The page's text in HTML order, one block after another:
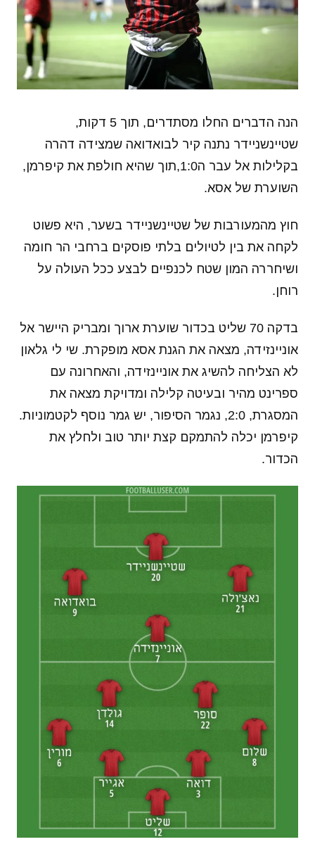
הנה הדברים החלו מסתדרים, תוך 5 דקות,
שטיינשניידר נתנה קיר לבואדואה שמצידה דהרה
בקלילות אל עבר ה1:0,תוך שהיא חולפת את קיפרמן,
השוערת של אסא.
חוץ מהמעורבות של שטיינשניידר בשער, היא פשוט
לקחה את בין לטיולים בלתי פוסקים ברחבי הר חומה
ושיחררה המון שטח לכנפיים לבצע ככל העולה על
רוחן.
בדקה 70 שליט בכדור שוערת ארוך ומבריק היישר אל
אוניינזידה, מצאה את הגנת אסא מופקרת. שי לי גלאון
לא הצליחה להשיג את אוניינזידה, והאחרונה עם
ספרינט מהיר ובעיטה קלילה ומדויקת מצאה את
המסגרת, 2:0, נגמר הסיפור, יש גמר נוסף לקטמוניות.
קיפרמן יכלה להתמקם קצת יותר טוב ולחלץ את
הכדור.